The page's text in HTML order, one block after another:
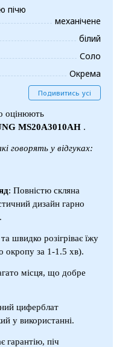
пічю
механічене
білий
Соло
Окрема
Подивитись усі
оцінюють
MS20A3010AH .
говорять у відгуках:
: Повністю скляна
дизайн гарно
швидко розігріває їжу
окропу за 1-1.5 хв).
місця, що добре
циферблат
у використанні.
гарантію, піч